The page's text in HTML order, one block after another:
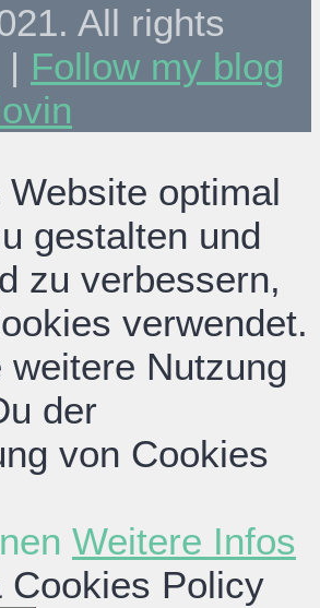
All rights
Follow my blog
optimal
gestalten und
zu verbessern,
verwendet.
weitere Nutzung
der
von Cookies
Weitere Infos
Cookies Policy